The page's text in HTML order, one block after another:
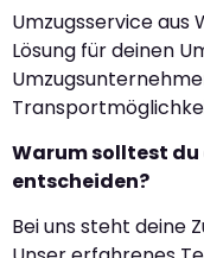
Umzugsservice aus
Lösung für deinen
Warum solltest du
entscheiden?
Bei uns steht deine